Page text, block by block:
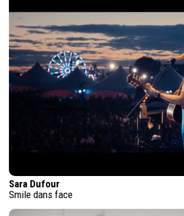
Sara Dufour
Smile dans face